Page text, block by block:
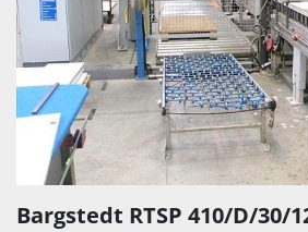
Bargstedt RTSP 410/D/30/